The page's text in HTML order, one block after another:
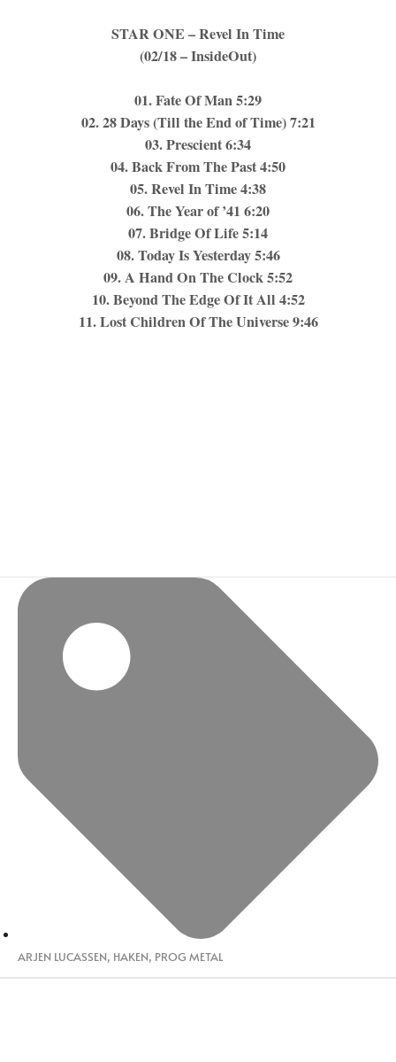
STAR ONE – Revel In Time
(02/18 – InsideOut)
01. Fate Of Man 5:29
02. 28 Days (Till the End of Time) 7:21
03. Prescient 6:34
04. Back From The Past 4:50
05. Revel In Time 4:38
06. The Year of ’41 6:20
07. Bridge Of Life 5:14
08. Today Is Yesterday 5:46
09. A Hand On The Clock 5:52
10. Beyond The Edge Of It All 4:52
11. Lost Children Of The Universe 9:46
ARJEN LUCASSEN, HAKEN, PROG METAL